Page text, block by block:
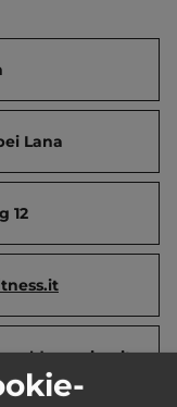
Lana
12
waldcamping.it